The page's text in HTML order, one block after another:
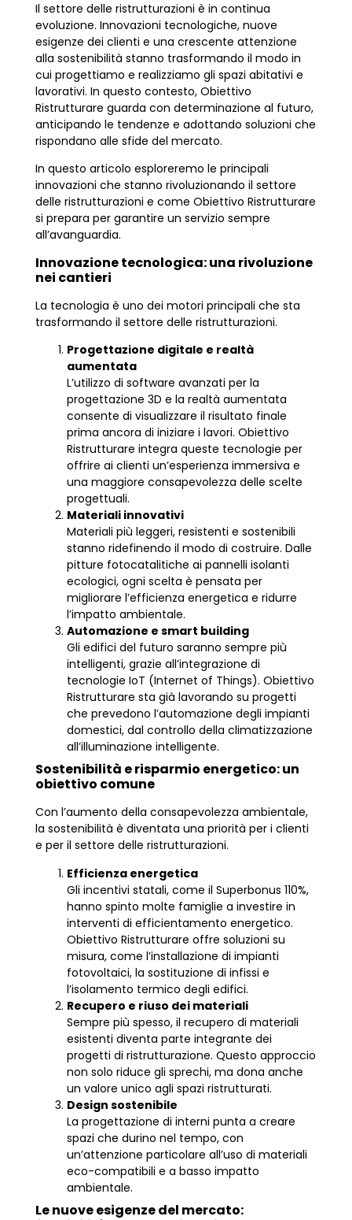
Il settore delle ristrutturazioni è in continua
evoluzione. Innovazioni tecnologiche, nuove
esigenze dei clienti e una crescente attenzione
alla sostenibilità stanno trasformando il modo in
cui progettiamo e realizziamo gli spazi abitativi e
lavorativi. In questo contesto, Obiettivo
Ristrutturare guarda con determinazione al futuro,
anticipando le tendenze e adottando soluzioni che
rispondano alle sfide del mercato.
In questo articolo esploreremo le principali
innovazioni che stanno rivoluzionando il settore
delle ristrutturazioni e come Obiettivo Ristrutturare
si prepara per garantire un servizio sempre
all’avanguardia.
Innovazione tecnologica: una rivoluzione
nei cantieri
La tecnologia è uno dei motori principali che sta
trasformando il settore delle ristrutturazioni.
Progettazione digitale e realtà
aumentata
L’utilizzo di software avanzati per la
progettazione 3D e la realtà aumentata
consente di visualizzare il risultato finale
prima ancora di iniziare i lavori. Obiettivo
Ristrutturare integra queste tecnologie per
offrire ai clienti un’esperienza immersiva e
una maggiore consapevolezza delle scelte
progettuali.
Materiali innovativi
Materiali più leggeri, resistenti e sostenibili
stanno ridefinendo il modo di costruire. Dalle
pitture fotocatalitiche ai pannelli isolanti
ecologici, ogni scelta è pensata per
migliorare l’efficienza energetica e ridurre
l’impatto ambientale.
Automazione e smart building
Gli edifici del futuro saranno sempre più
intelligenti, grazie all’integrazione di
tecnologie IoT (Internet of Things). Obiettivo
Ristrutturare sta già lavorando su progetti
che prevedono l’automazione degli impianti
domestici, dal controllo della climatizzazione
all’illuminazione intelligente.
Sostenibilità e risparmio energetico: un
obiettivo comune
Con l’aumento della consapevolezza ambientale,
la sostenibilità è diventata una priorità per i clienti
e per il settore delle ristrutturazioni.
Efficienza energetica
Gli incentivi statali, come il Superbonus 110%,
hanno spinto molte famiglie a investire in
interventi di efficientamento energetico.
Obiettivo Ristrutturare offre soluzioni su
misura, come l’installazione di impianti
fotovoltaici, la sostituzione di infissi e
l’isolamento termico degli edifici.
Recupero e riuso dei materiali
Sempre più spesso, il recupero di materiali
esistenti diventa parte integrante dei
progetti di ristrutturazione. Questo approccio
non solo riduce gli sprechi, ma dona anche
un valore unico agli spazi ristrutturati.
Design sostenibile
La progettazione di interni punta a creare
spazi che durino nel tempo, con
un’attenzione particolare all’uso di materiali
eco-compatibili e a basso impatto
ambientale.
Le nuove esigenze del mercato: